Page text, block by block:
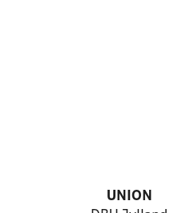
UNION